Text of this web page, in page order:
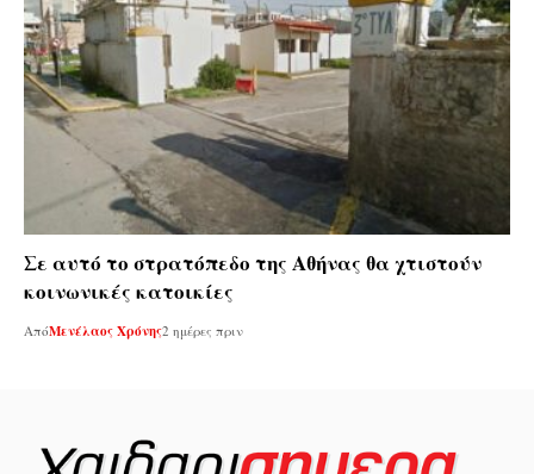
Σε αυτό το στρατόπεδο της Αθήνας θα χτιστούν
κοινωνικές κατοικίες
ΑπόΜενέλαος Χρόνης2 ημέρες πριν